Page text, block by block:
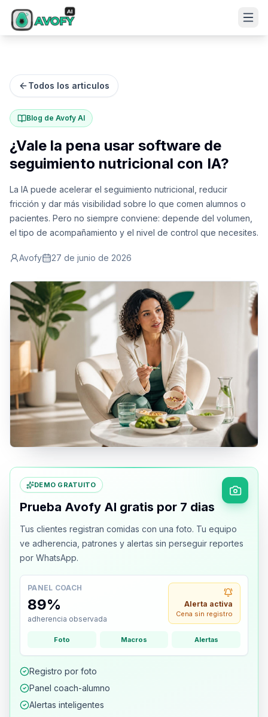
Todos los articulos
Blog de Avofy AI
¿Vale la pena usar software de
seguimiento nutricional con IA?
La IA puede acelerar el seguimiento nutricional, reducir
fricción y dar más visibilidad sobre lo que comen alumnos o
pacientes. Pero no siempre conviene: depende del volumen,
el tipo de acompañamiento y el nivel de control que necesites.
Avofy 27 de junio de 2026
DEMO GRATUITO
Prueba Avofy AI gratis por 7 dias
Tus clientes registran comidas con una foto. Tu equipo
ve adherencia, patrones y alertas sin perseguir reportes
por WhatsApp.
PANEL COACH
89%
adherencia observada
Alerta activa
Cena sin registro
Foto Macros Alertas
Registro por foto
Panel coach-alumno
Alertas inteligentes